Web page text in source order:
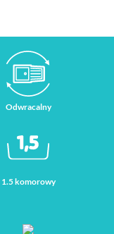
Odwracalny
1.5 komorowy